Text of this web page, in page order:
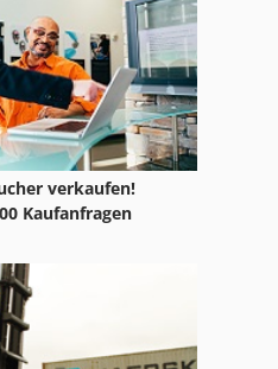
verkaufen!
Kaufanfragen